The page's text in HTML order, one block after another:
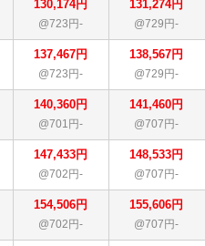
130,174円
@723円-
131,274円
@729円-
137,467円
@723円-
138,567円
@729円-
140,360円
@701円-
141,460円
@707円-
147,433円
@702円-
148,533円
@707円-
154,506円
@702円-
155,606円
@707円-